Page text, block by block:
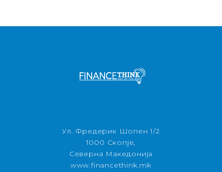
Ул. Фредерик Шопен 1/2
1000 Скопје,
Северна Македонија
www.financethink.mk